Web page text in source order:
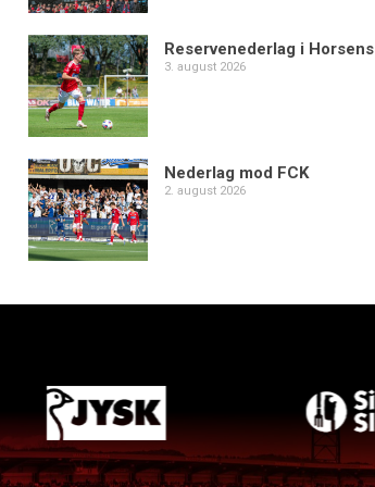
Reservenederlag i Horsens
3. august 2026
Nederlag mod FCK
2. august 2026